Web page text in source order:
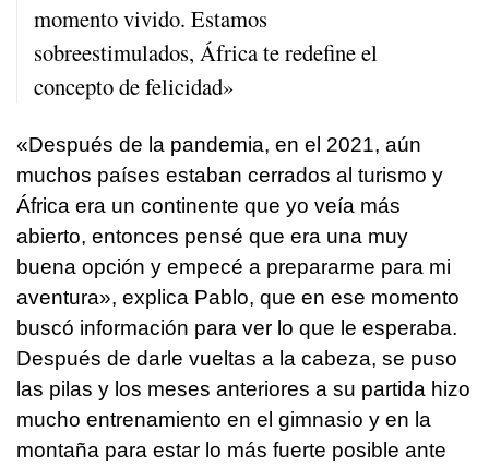
momento vivido. Estamos
sobreestimulados, África te redefine el
concepto de felicidad»
«Después de la pandemia, en el 2021, aún
muchos países estaban cerrados al turismo y
África era un continente que yo veía más
abierto, entonces pensé que era una muy
buena opción y empecé a prepararme para mi
aventura», explica Pablo, que en ese momento
buscó información para ver lo que le esperaba.
Después de darle vueltas a la cabeza, se puso
las pilas y los meses anteriores a su partida hizo
mucho entrenamiento en el gimnasio y en la
montaña para estar lo más fuerte posible ante